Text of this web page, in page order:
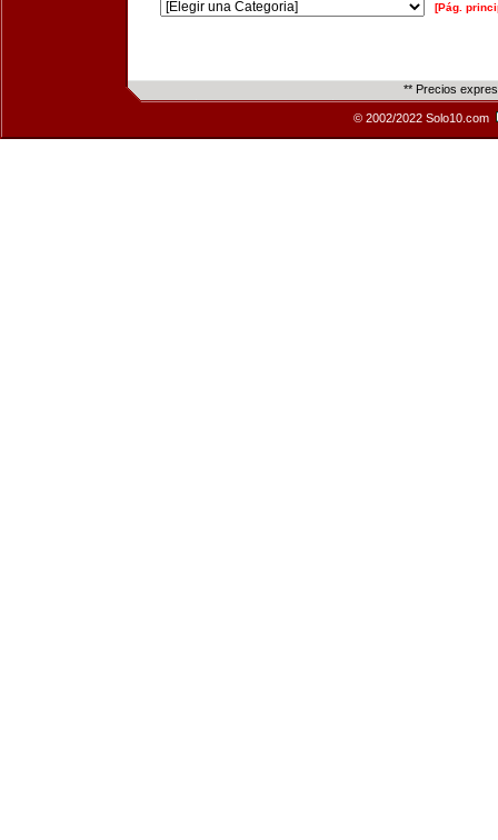
[Pág.
** Precios
© 2002/2022 Solo10.com